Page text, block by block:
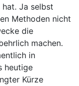
Ja selbst
Methoden nicht
die
machen.
in
heutige
Kürze